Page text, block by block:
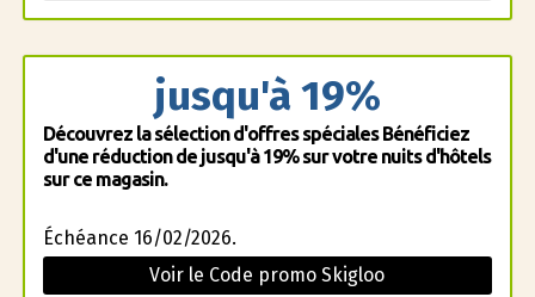
jusqu'à 19%
Découvrez la sélection d'offres spéciales Bénéficiez
d'une réduction de jusqu'à 19% sur votre nuits d'hôtels
sur ce magasin.
Échéance 16/02/2026.
Voir le Code promo Skigloo